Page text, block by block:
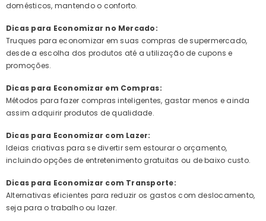
domésticos, mantendo o conforto.
Dicas para Economizar no Mercado:
Truques para economizar em suas compras de supermercado,
desde a escolha dos produtos até a utilização de cupons e
promoções.
Dicas para Economizar em Compras:
Métodos para fazer compras inteligentes, gastar menos e ainda
assim adquirir produtos de qualidade.
Dicas para Economizar com Lazer:
Ideias criativas para se divertir sem estourar o orçamento,
incluindo opções de entretenimento gratuitas ou de baixo custo.
Dicas para Economizar com Transporte:
Alternativas eficientes para reduzir os gastos com deslocamento,
seja para o trabalho ou lazer.